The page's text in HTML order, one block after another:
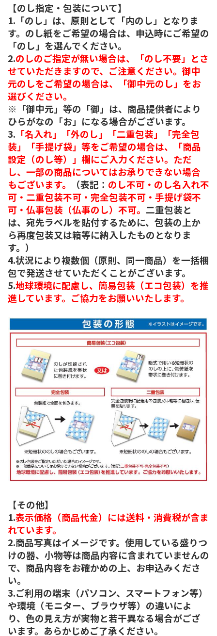
【のし指定・包装について】
1.「のし」は、原則として「内のし」となりま
す。のし紙をご希望の場合は、申込時にご希望の
「のし」を選んでください。
2.のしのご指定が無い場合は、「のし不要」とさ
せていただきますので、ご注意ください。御中
元のしをご希望の場合は、「御中元のし」をお
選びください。
※「御中元」等の「御」は、商品提供者により
ひらがなの「お」になる場合がございます。
3. 「名入れ」「外のし」「二重包装」「完全包
装」「手提げ袋」等をご希望の場合は、「商品
設定（のし等）」欄にご入力ください。ただ
し、一部の商品についてはお承りできない場合
もございます。
（表記： のし不可・のし名入れ不
可・二重包装不可・完全包装不可・手提げ袋不
可・仏事包装（仏事のし）不可。 二重包装と
は、宛先ラベルを貼付するために、包装の上か
ら再度包装又は箱等に納入したものとなりま
す。）
4.状況により複数個（原則、同一商品）を一括梱
包で発送させていただくことがございます。
5.地球環境に配慮し、簡易包装（エコ包装）を推
進しています。ご協力をお願いいたします。
【その他】
1.表示価格（商品代金）には送料・消費税が含ま
れています。
2.商品写真はイメージです。使用している盛りつ
けの器、小物等は商品内容に含まれていませんの
で、商品内容をお確かめの上、お申込みくださ
い。
3.ご利用の端末（パソコン、スマートフォン等）
や環境（モニター、ブラウザ等）の違いによ
り、色の見え方が実物と若干異なる場合がござ
います。あらかじめご了承ください。